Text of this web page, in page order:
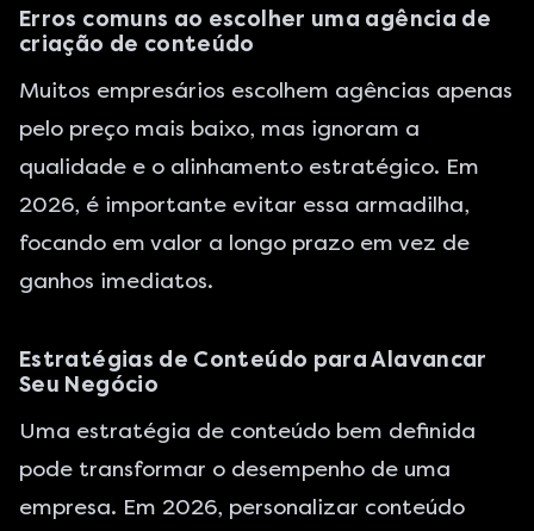
Erros comuns ao escolher uma agência de
criação de conteúdo
Muitos empresários escolhem agências apenas
pelo preço mais baixo, mas ignoram a
qualidade e o alinhamento estratégico. Em
2026, é importante evitar essa armadilha,
focando em valor a longo prazo em vez de
ganhos imediatos.
Estratégias de Conteúdo para Alavancar
Seu Negócio
Uma estratégia de conteúdo bem definida
pode transformar o desempenho de uma
empresa. Em 2026, personalizar conteúdo